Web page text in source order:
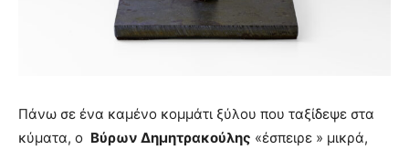
Πάνω σε ένα καμένο κομμάτι ξύλου που ταξίδεψε στα
κύματα, ο Βύρων Δημητρακούλης «έσπειρε » μικρά,